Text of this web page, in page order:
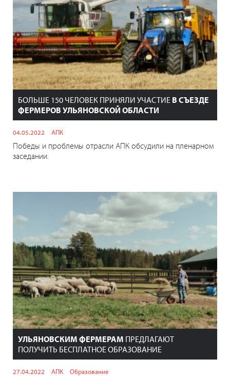
БОЛЬШЕ 150 ЧЕЛОВЕК ПРИНЯЛИ УЧАСТИЕ В СЪЕЗДЕ
ФЕРМЕРОВ УЛЬЯНОВСКОЙ ОБЛАСТИ
04.05.2022 АПК
Победы и проблемы отрасли АПК обсудили на пленарном
заседании.
УЛЬЯНОВСКИМ ФЕРМЕРАМ ПРЕДЛАГАЮТ
ПОЛУЧИТЬ БЕСПЛАТНОЕ ОБРАЗОВАНИЕ
27.04.2022 АПК Образование